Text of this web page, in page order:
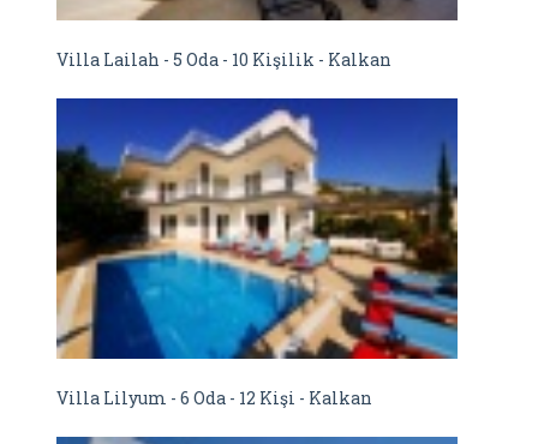
Villa Lailah - 5 Oda - 10 Kişilik - Kalkan
Villa Lilyum - 6 Oda - 12 Kişi - Kalkan